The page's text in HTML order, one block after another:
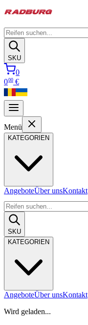
SKU
0
000 €
Menü
KATEGORIEN
AngeboteÜber unsKontakt
SKU
KATEGORIEN
AngeboteÜber unsKontakt
Wird geladen...